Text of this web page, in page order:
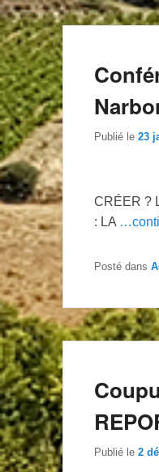
Publié le 23
CRÉER ?
: LA
Posté dans
Publié le 2